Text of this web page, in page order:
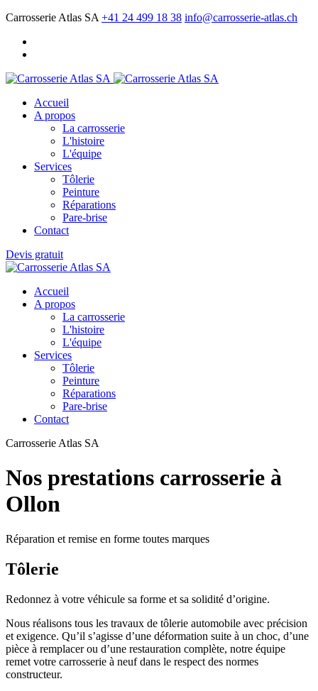
Carrosserie Atlas SA +41 24 499 18 38 info@carrosserie-atlas.ch
Accueil
A propos
La carrosserie
L'histoire
L'équipe
Services
Tôlerie
Peinture
Réparations
Pare-brise
Contact
Devis gratuit
Accueil
A propos
La carrosserie
L'histoire
L'équipe
Services
Tôlerie
Peinture
Réparations
Pare-brise
Contact
Carrosserie Atlas SA
Nos prestations carrosserie à
Ollon
Réparation et remise en forme toutes marques
Tôlerie
Redonnez à votre véhicule sa forme et sa solidité d’origine.
Nous réalisons tous les travaux de tôlerie automobile avec précision
et exigence. Qu’il s’agisse d’une déformation suite à un choc, d’une
pièce à remplacer ou d’une restauration complète, notre équipe
remet votre carrosserie à neuf dans le respect des normes
constructeur.